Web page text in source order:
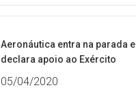
Aeronáutica entra na parada e
declara apoio ao Exército
05/04/2020